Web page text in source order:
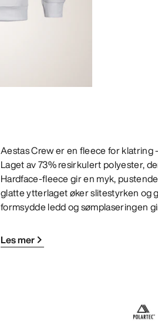
Aestas Crew er en fleece for
Laget av 73% resirkulert polyester,
Hardface-fleece gir en myk,
glatte ytterlaget øker slitestyrken og
formsydde ledd og sømplaseringen
Les mer